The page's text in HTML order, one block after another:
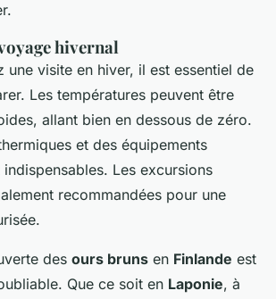
hivernal
une visite en hiver, il est essentiel de
Les températures peuvent être
allant bien en dessous de zéro.
et des équipements
Les excursions
recommandées pour une
des ours bruns en Finlande est
Que ce soit en Laponie, à